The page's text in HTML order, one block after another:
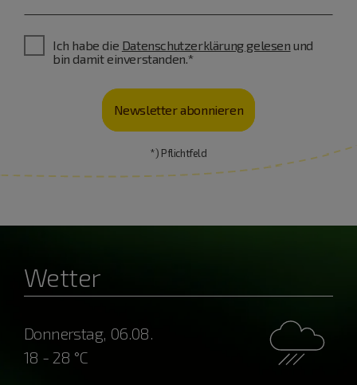
Ich habe die Datenschutzerklärung gelesen und
bin damit einverstanden.*
Newsletter abonnieren
*) Pflichtfeld
Wetter
Donnerstag, 06.08.
18 - 28 °C